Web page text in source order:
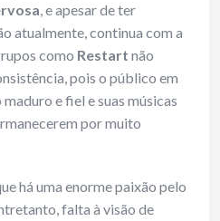
, e apesar de ter
atualmente, continua com a
como Restart não
pois o público em
e fiel e suas músicas
por muito
há uma enorme paixão pelo
falta à visão de